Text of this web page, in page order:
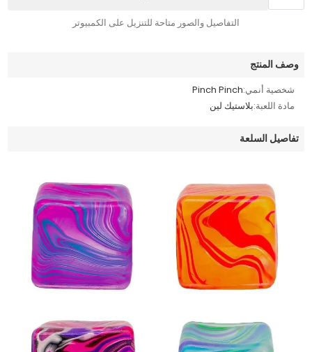
التفاصيل والصور متاحة للتنزيل على الكمبيوتر
وصف المنتج
شخصية أنمي:Pinch Pinch
مادة اللعبة:بلاستيك لين
تفاصيل السلعة